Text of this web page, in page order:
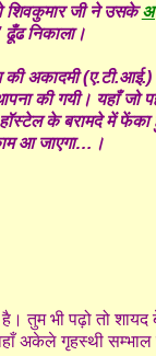
शिवकुमार जी ने उसके
निकाला।
की अकादमी
की गयी। यहाँ जो
के बरामदे में
आ जाएगा…।
तुम भी पढ़ो तो
अकेले गृहस्थी सम्भाल